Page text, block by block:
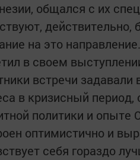
общался с их
на это
в своем
встречи задавали
в кризисный
политики и
оптимистично и
себя гораздо